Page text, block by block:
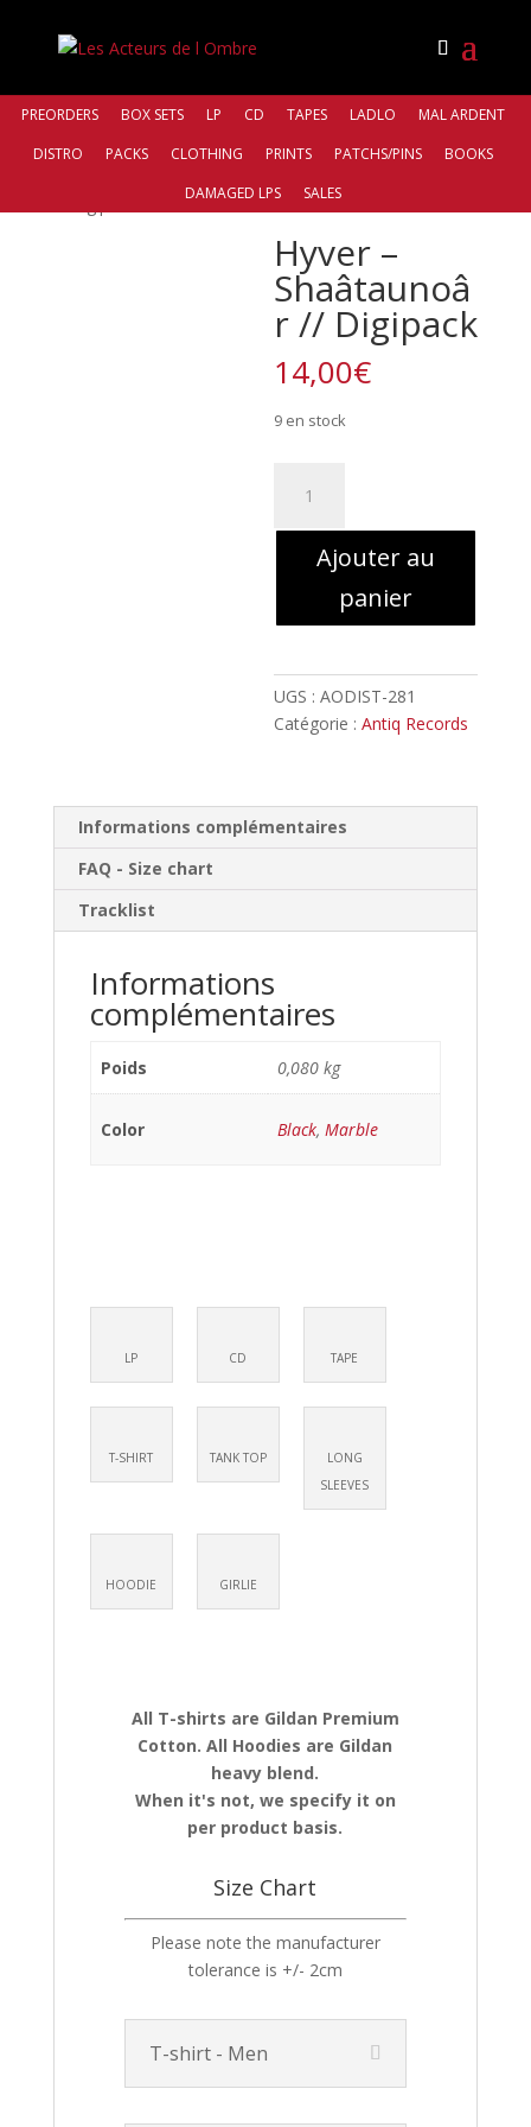
PREORDERS BOX SETS LP CD TAPES LADLO
MAL ARDENT
DISTRO
PACKS CLOTHING PRINTS PATCHS/PINS
BOOKS
DAMAGED LPS
SALES
Hyver –
Shaâtaunoâ
r // Digipack
14,00€
9 en stock
Hyver
Ajouter au
panier
UGS :AODIST-281
Catégorie :Antiq Records
Informations complémentaires
FAQ - Size chart
Tracklist
Informations
complémentaires
Poids 0,080 kg
Color Black, Marble
LP CD TAPE
T-SHIRT TANK TOP
LONG
SLEEVES
HOODIE GIRLIE
All T-shirts are Gildan Premium
Cotton. All Hoodies are Gildan
heavy blend.
When it's not, we specify it on
per product basis.
Size Chart
Please note the manufacturer
tolerance is +/- 2cm
T-shirt - Men